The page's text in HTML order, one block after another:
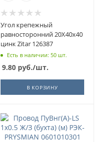
Угол крепежный
равносторонний 20Х40х40
цинк Zitar 126387
Есть в наличии: 50 шт.
9.80руб./шт.
В КОРЗИНУ